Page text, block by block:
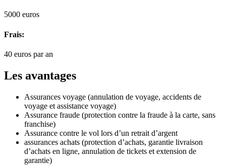
5000 euros
Frais:
40 euros par an
Les avantages
Assurances voyage (annulation de voyage, accidents de
voyage et assistance voyage)
Assurance fraude (protection contre la fraude à la carte, sans
franchise)
Assurance contre le vol lors d’un retrait d’argent
assurances achats (protection d’achats, garantie livraison
d’achats en ligne, annulation de tickets et extension de
garantie)